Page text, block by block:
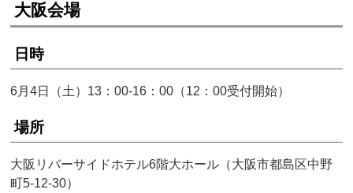
大阪会場
日時
6月4日（土）13：00-16：00（12：00受付開始）
場所
大阪リバーサイドホテル6階大ホール（大阪市都島区中野
町5-12-30）